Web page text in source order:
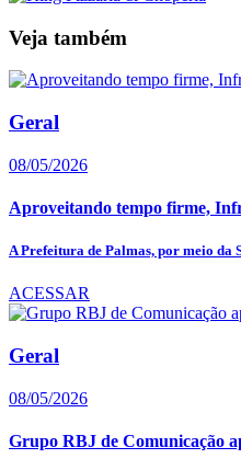
Veja também
Geral
08/05/2026
Aproveitando tempo firme,
A Prefeitura de Palmas, por meio
ACESSAR
Geral
08/05/2026
Grupo RBJ de Comunicação